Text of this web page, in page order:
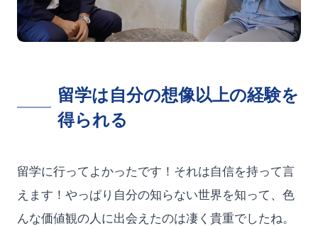
留学は自分の想像以上の経験を
得られる
留学に行ってよかったです！それは自信を持って言
えます！やっぱり自分の知らない世界を知って、色
んな価値観の人に出会えたのは凄く貴重でしたね。